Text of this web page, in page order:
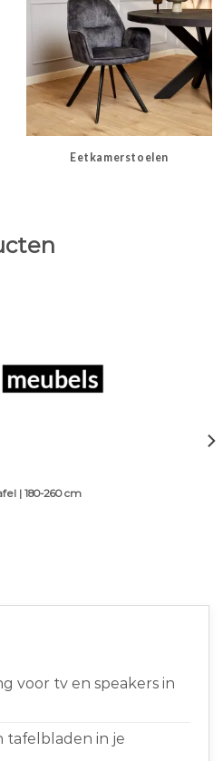
Eetkamerstoelen
| 180-260 cm
voor tv en speakers in
tafelbladen in je